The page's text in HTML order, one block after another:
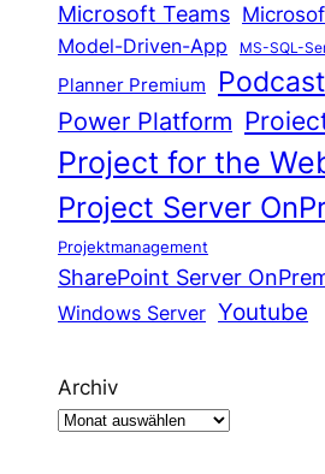
Microsoft Teams
Model-Driven-App MS-SQL-
Planner Premium Podcast
Power Platform
Project for the
Project Server
Projektmanagement
SharePoint Server
Windows Server Youtube
Archiv